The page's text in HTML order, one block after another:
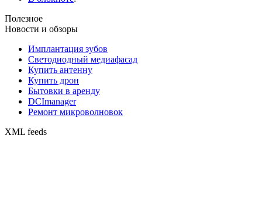
Полезное
Новости и обзоры
Имплантация зубов
Светодиодный медиафасад
Купить антенну
Купить дрон
Бытовки в аренду
DCImanager
Ремонт микроволновок
XML feeds